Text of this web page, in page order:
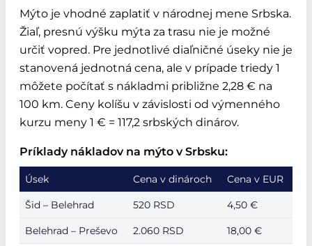
Mýto je vhodné zaplatiť v národnej mene Srbska.
Žiaľ, presnú výšku mýta za trasu nie je možné
určiť vopred. Pre jednotlivé diaľničné úseky nie je
stanovená jednotná cena, ale v prípade triedy 1
môžete počítať s nákladmi približne 2,28 € na
100 km. Ceny kolíšu v závislosti od výmenného
kurzu meny 1 € = 117,2 srbských dinárov.
Príklady nákladov na mýto v Srbsku:
Úsek Cena v dinároch Cena v EUR
Šid – Belehrad 520 RSD 4,50 €
Belehrad – Preševo 2.060 RSD 18,00 €